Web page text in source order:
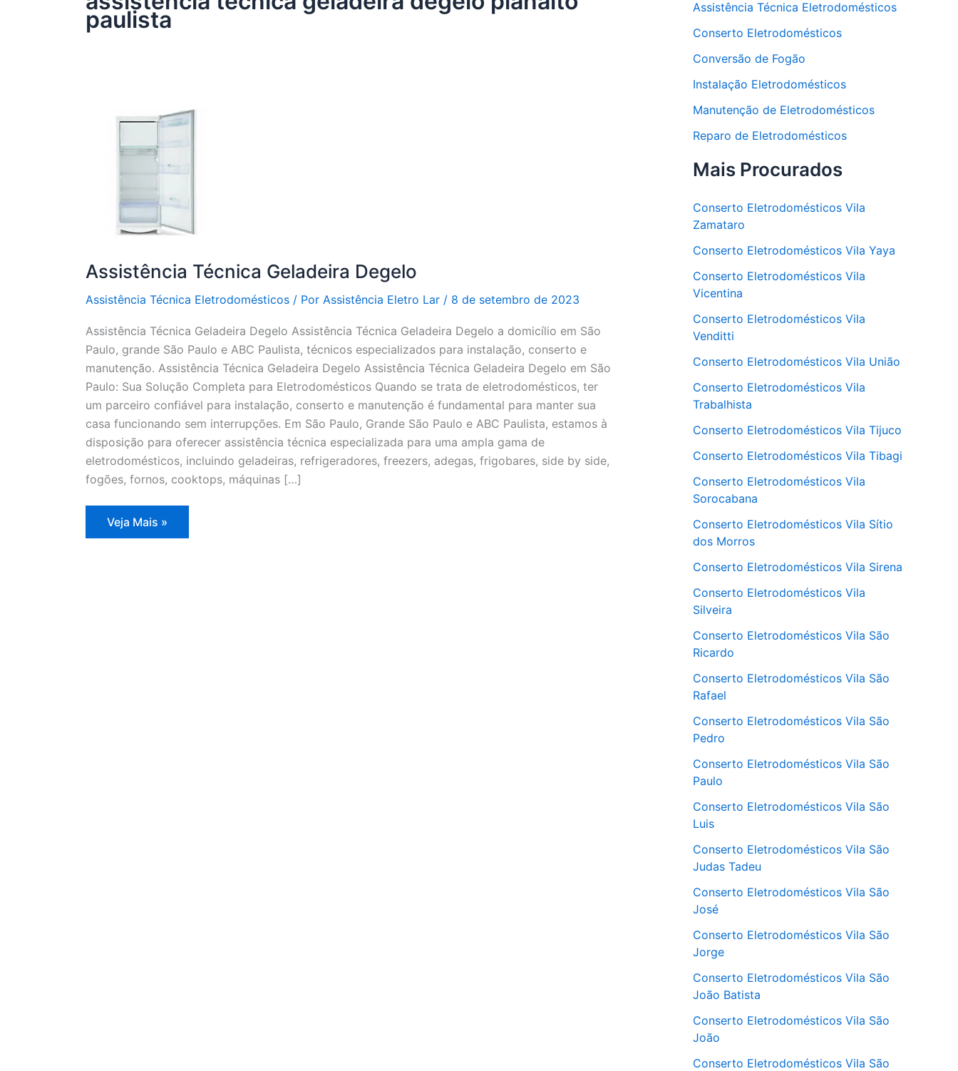
paulista
Assistência Técnica Geladeira Degelo
Assistência Técnica Eletrodomésticos / Por Assistência Eletro Lar / 8 de setembro de 2023
Assistência Técnica Geladeira Degelo Assistência Técnica Geladeira Degelo a domicílio em São
Paulo, grande São Paulo e ABC Paulista, técnicos especializados para instalação, conserto e
manutenção. Assistência Técnica Geladeira Degelo Assistência Técnica Geladeira Degelo em São
Paulo: Sua Solução Completa para Eletrodomésticos Quando se trata de eletrodomésticos, ter
um parceiro confiável para instalação, conserto e manutenção é fundamental para manter sua
casa funcionando sem interrupções. Em São Paulo, Grande São Paulo e ABC Paulista, estamos à
disposição para oferecer assistência técnica especializada para uma ampla gama de
eletrodomésticos, incluindo geladeiras, refrigeradores, freezers, adegas, frigobares, side by side,
fogões, fornos, cooktops, máquinas […]
Assistência
Técnica
Veja Mais »
Assistência Técnica Eletrodomésticos
Conserto Eletrodomésticos
Conversão de Fogão
Instalação Eletrodomésticos
Manutenção de Eletrodomésticos
Reparo de Eletrodomésticos
Mais Procurados
Conserto Eletrodomésticos Vila
Zamataro
Conserto Eletrodomésticos Vila Yaya
Conserto Eletrodomésticos Vila
Vicentina
Conserto Eletrodomésticos Vila
Venditti
Conserto Eletrodomésticos Vila União
Conserto Eletrodomésticos Vila
Trabalhista
Conserto Eletrodomésticos Vila Tijuco
Conserto Eletrodomésticos Vila Tibagi
Conserto Eletrodomésticos Vila
Sorocabana
Conserto Eletrodomésticos Vila Sítio
dos Morros
Conserto Eletrodomésticos Vila Sirena
Conserto Eletrodomésticos Vila
Silveira
Conserto Eletrodomésticos Vila São
Ricardo
Conserto Eletrodomésticos Vila São
Rafael
Conserto Eletrodomésticos Vila São
Pedro
Conserto Eletrodomésticos Vila São
Paulo
Conserto Eletrodomésticos Vila São
Luis
Conserto Eletrodomésticos Vila São
Judas Tadeu
Conserto Eletrodomésticos Vila São
José
Conserto Eletrodomésticos Vila São
Jorge
Conserto Eletrodomésticos Vila São
João Batista
Conserto Eletrodomésticos Vila São
João
Conserto Eletrodomésticos Vila São